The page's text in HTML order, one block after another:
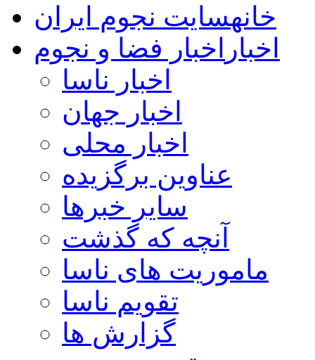
خانهسایت نجوم ایران
اخبار اخبار فضا و نجوم
اخبار ناسا
اخبار جهان
اخبار محلی
عناوین برگزیده
سایر خبرها
آنچه که گذشت
ماموریت های ناسا
تقویم ناسا
گزارش ها